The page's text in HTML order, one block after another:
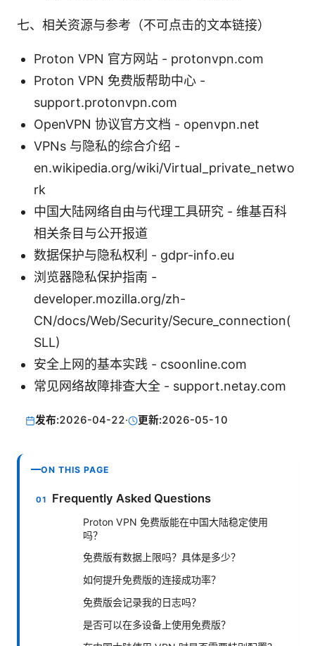
七、相关资源与参考（不可点击的文本链接）
Proton VPN 官方网站 - protonvpn.com
Proton VPN 免费版帮助中心 -
support.protonvpn.com
OpenVPN 协议官方文档 - openvpn.net
VPNs 与隐私的综合介绍 -
en.wikipedia.org/wiki/Virtual_private_netwo
rk
中国大陆网络自由与代理工具研究 - 维基百科
相关条目与公开报道
数据保护与隐私权利 - gdpr-info.eu
浏览器隐私保护指南 -
developer.mozilla.org/zh-
CN/docs/Web/Security/Secure_connection(
SLL)
安全上网的基本实践 - csoonline.com
常见网络故障排查大全 - support.netay.com
发布:2026-04-22· 更新:2026-05-10
ON THIS PAGE
Frequently Asked Questions
Proton VPN 免费版能在中国大陆稳定使用
吗？
免费版有数据上限吗？具体是多少？
如何提升免费版的连接成功率？
免费版会记录我的日志吗？
是否可以在多设备上使用免费版？